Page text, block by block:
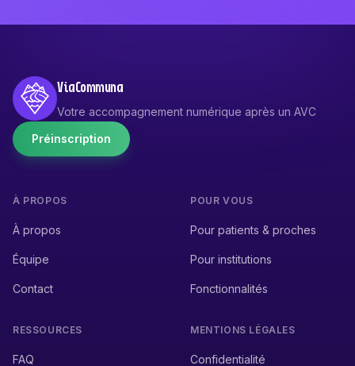
ViaCommuna
Votre accompagnement numérique après un AVC
Préinscription
À PROPOS
À propos
Équipe
Contact
POUR VOUS
Pour patients & proches
Pour institutions
Fonctionnalités
RESSOURCES
FAQ
MENTIONS LÉGALES
Confidentialité